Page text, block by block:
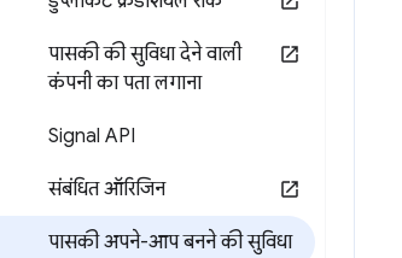
पासकी की सुविधा देने वाली
कंपनी का पता लगाना
Signal API
संबंधित ऑरिजिन
पासकी अपने-आप बनने की सुविधा